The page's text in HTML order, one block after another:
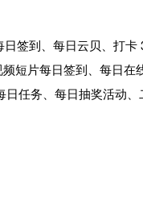
签到、每日云贝、打
短片每日签到、每日
任务、每日抽奖活动